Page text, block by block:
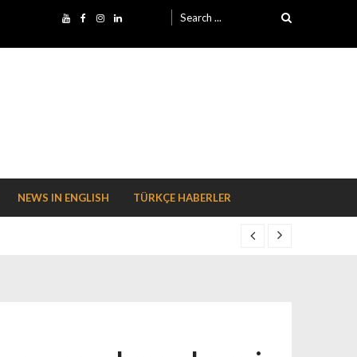
Search for:
NEWS IN ENGLISH TÜRKÇE HABERLER